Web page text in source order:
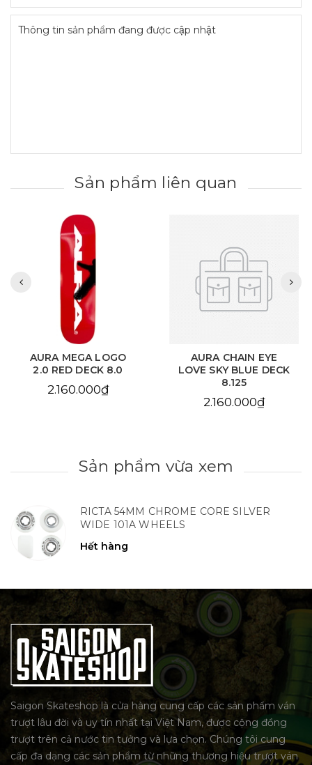
Thông tin sản phẩm đang được cập nhật
Sản phẩm liên quan
AURA MEGA LOGO
2.0 RED DECK 8.0
2.160.000₫
AURA CHAIN EYE
LOVE SKY BLUE DECK
8.125
2.160.000₫
Sản phẩm vừa xem
RICTA 54MM CHROME CORE SILVER
WIDE 101A WHEELS
Hết hàng
Saigon Skateshop là cửa hàng cung cấp các sản phẩm ván
trượt lâu đời và uy tín nhất tại Việt Nam, được cộng đồng
trượt trên cả nước tin tưởng và lựa chọn. Chúng tôi cung
cấp đa dạng các sản phẩm từ những thương hiệu trượt ván